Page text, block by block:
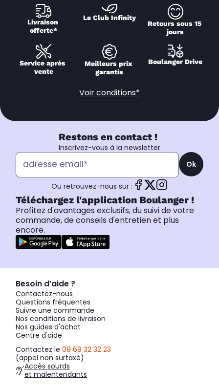
Livraison
offerte*
Le Club Infinity
Retours sous 15
jours
Service après
vente
Meilleurs prix
garantis
Boulanger Drive
Voir conditions*
Restons en contact !
Inscrivez-vous à la newsletter
Ok
Ou retrouvez-nous sur :
Téléchargez l'application Boulanger !
Profitez d'avantages exclusifs, du suivi de votre
commande, de conseils d'entretien et plus
encore.
Besoin d’aide ?
Contactez-nous
Questions fréquentes
Suivre une commande
Nos conditions de livraison
Nos guides d'achat
Centre d'aide
Contactez le 09 69 32 32 23
(appel non surtaxé)
Accès sourds
et malentendants